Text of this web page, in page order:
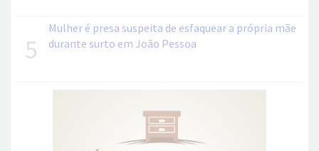
5
Mulher é presa suspeita de esfaquear a própria mãe
durante surto em João Pessoa